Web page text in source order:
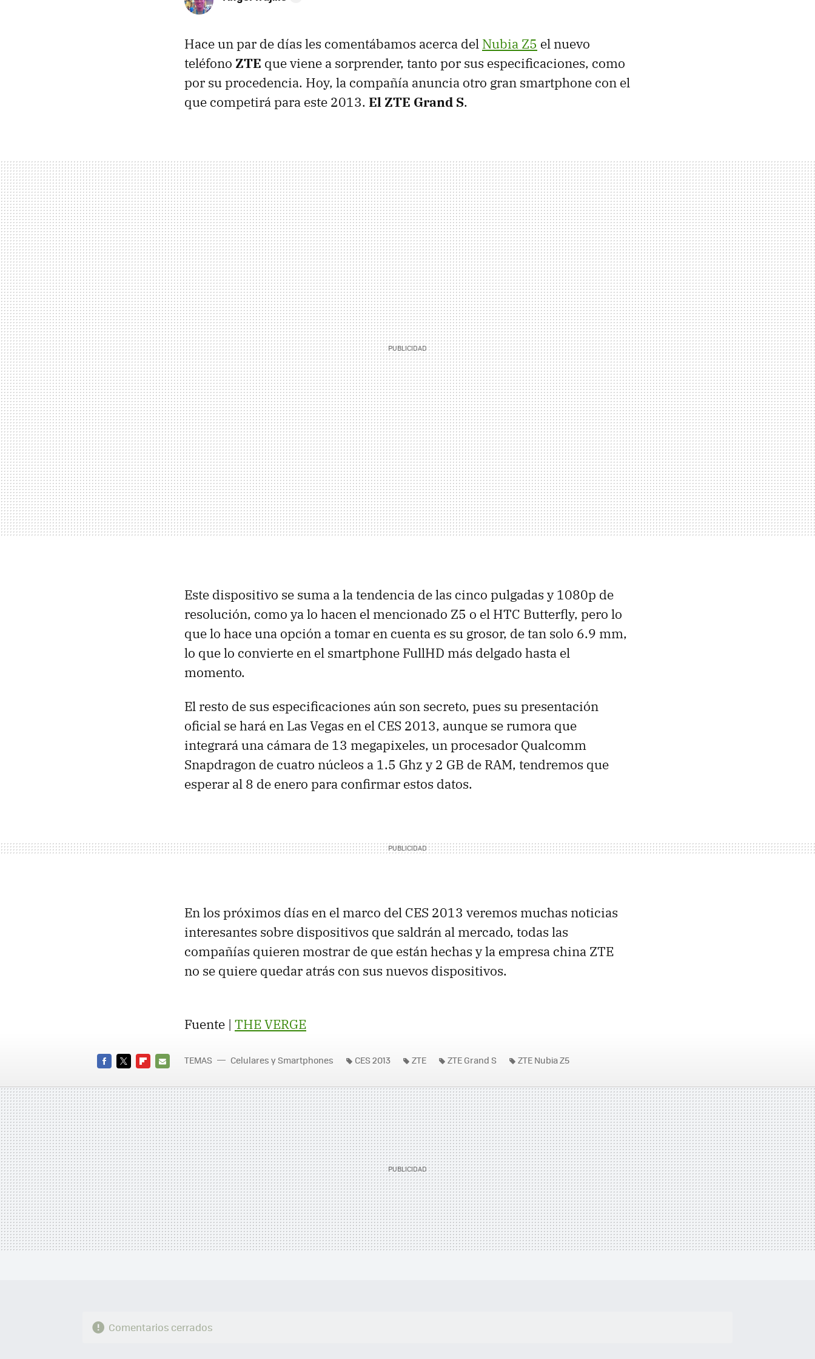
Hace un par de días les comentábamos acerca del Nubia Z5 el nuevo
teléfono ZTE que viene a sorprender, tanto por sus especificaciones, como
por su procedencia. Hoy, la compañía anuncia otro gran smartphone con el
que competirá para este 2013. El ZTE Grand S.
Este dispositivo se suma a la tendencia de las cinco pulgadas y 1080p de
resolución, como ya lo hacen el mencionado Z5 o el HTC Butterfly, pero lo
que lo hace una opción a tomar en cuenta es su grosor, de tan solo 6.9 mm,
lo que lo convierte en el smartphone FullHD más delgado hasta el
momento.
El resto de sus especificaciones aún son secreto, pues su presentación
oficial se hará en Las Vegas en el CES 2013, aunque se rumora que
integrará una cámara de 13 megapixeles, un procesador Qualcomm
Snapdragon de cuatro núcleos a 1.5 Ghz y 2 GB de RAM, tendremos que
esperar al 8 de enero para confirmar estos datos.
En los próximos días en el marco del CES 2013 veremos muchas noticias
interesantes sobre dispositivos que saldrán al mercado, todas las
compañías quieren mostrar de que están hechas y la empresa china ZTE
no se quiere quedar atrás con sus nuevos dispositivos.
Fuente | THEVERGE
MAIL
TEMAS Celulares y Smartphones CES 2013 ZTE ZTE Grand S ZTE Nubia Z5
Comentarios cerrados